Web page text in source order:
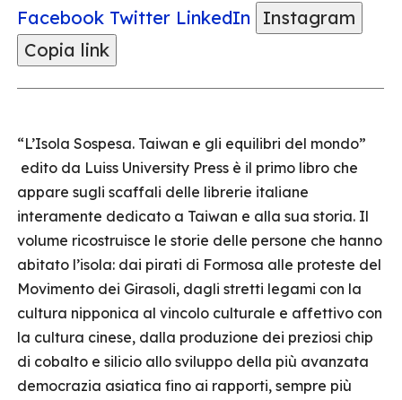
Facebook Twitter LinkedIn
Instagram
Copia link
“L’Isola Sospesa. Taiwan e gli equilibri del mondo”
edito da Luiss University Press è il primo libro che
appare sugli scaffali delle librerie italiane
interamente dedicato a Taiwan e alla sua storia. Il
volume ricostruisce le storie delle persone che hanno
abitato l’isola: dai pirati di Formosa alle proteste del
Movimento dei Girasoli, dagli stretti legami con la
cultura nipponica al vincolo culturale e affettivo con
la cultura cinese, dalla produzione dei preziosi chip
di cobalto e silicio allo sviluppo della più avanzata
democrazia asiatica fino ai rapporti, sempre più